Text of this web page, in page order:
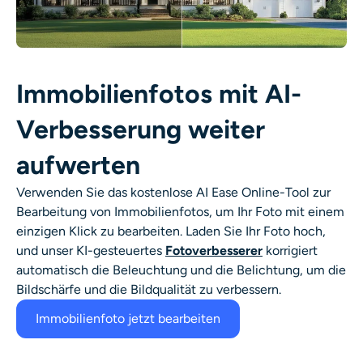
KI-Filter
KI-Headshot-Generator
Passfoto-Ersteller
Video-Werkzeuge
Videoeffekte
Video-Verstärker
Video-Wasserzeichen-Entferner
Immobilienfotos mit AI-
Verbesserung weiter
aufwerten
Verwenden Sie das kostenlose AI Ease Online-Tool zur
Bearbeitung von Immobilienfotos, um Ihr Foto mit einem
einzigen Klick zu bearbeiten. Laden Sie Ihr Foto hoch,
und unser KI-gesteuertes Fotoverbesserer korrigiert
automatisch die Beleuchtung und die Belichtung, um die
Bildschärfe und die Bildqualität zu verbessern.
Immobilienfoto jetzt bearbeiten